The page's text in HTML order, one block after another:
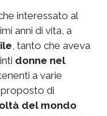
interessato al
anni di vita, a
, tanto che aveva
donne nel
a varie
di
del mondo